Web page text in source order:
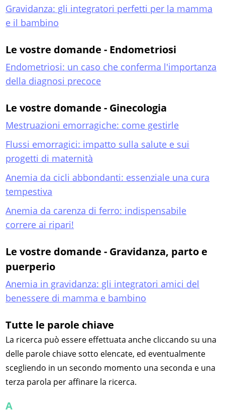
Gravidanza: gli integratori perfetti per la mamma
e il bambino
Le vostre domande - Endometriosi
Endometriosi: un caso che conferma l'importanza
della diagnosi precoce
Le vostre domande - Ginecologia
Mestruazioni emorragiche: come gestirle
Flussi emorragici: impatto sulla salute e sui
progetti di maternità
Anemia da cicli abbondanti: essenziale una cura
tempestiva
Anemia da carenza di ferro: indispensabile
correre ai ripari!
Le vostre domande - Gravidanza, parto e
puerperio
Anemia in gravidanza: gli integratori amici del
benessere di mamma e bambino
Tutte le parole chiave
La ricerca può essere effettuata anche cliccando su una
delle parole chiave sotto elencate, ed eventualmente
scegliendo in un secondo momento una seconda e una
terza parola per affinare la ricerca.
A